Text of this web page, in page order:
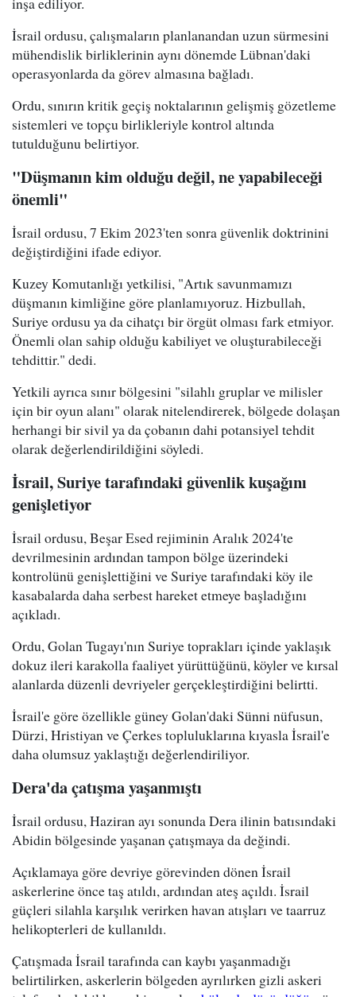
İsrail ordusu, çalışmaların planlanandan uzun sürmesini
mühendislik birliklerinin aynı dönemde Lübnan'daki
operasyonlarda da görev almasına bağladı.
Ordu, sınırın kritik geçiş noktalarının gelişmiş gözetleme
sistemleri ve topçu birlikleriyle kontrol altında
tutulduğunu belirtiyor.
"Düşmanın kim olduğu değil, ne yapabileceği
önemli"
İsrail ordusu, 7 Ekim 2023'ten sonra güvenlik doktrinini
değiştirdiğini ifade ediyor.
Kuzey Komutanlığı yetkilisi, "Artık savunmamızı
düşmanın kimliğine göre planlamıyoruz. Hizbullah,
Suriye ordusu ya da cihatçı bir örgüt olması fark etmiyor.
Önemli olan sahip olduğu kabiliyet ve oluşturabileceği
tehdittir." dedi.
Yetkili ayrıca sınır bölgesini "silahlı gruplar ve milisler
için bir oyun alanı" olarak nitelendirerek, bölgede dolaşan
herhangi bir sivil ya da çobanın dahi potansiyel tehdit
olarak değerlendirildiğini söyledi.
İsrail, Suriye tarafındaki güvenlik kuşağını
genişletiyor
İsrail ordusu, Beşar Esed rejiminin Aralık 2024'te
devrilmesinin ardından tampon bölge üzerindeki
kontrolünü genişlettiğini ve Suriye tarafındaki köy ile
kasabalarda daha serbest hareket etmeye başladığını
açıkladı.
Ordu, Golan Tugayı'nın Suriye toprakları içinde yaklaşık
dokuz ileri karakolla faaliyet yürüttüğünü, köyler ve kırsal
alanlarda düzenli devriyeler gerçekleştirdiğini belirtti.
İsrail'e göre özellikle güney Golan'daki Sünni nüfusun,
Dürzi, Hristiyan ve Çerkes topluluklarına kıyasla İsrail'e
daha olumsuz yaklaştığı değerlendiriliyor.
Dera'da çatışma yaşanmıştı
İsrail ordusu, Haziran ayı sonunda Dera ilinin batısındaki
Abidin bölgesinde yaşanan çatışmaya da değindi.
Açıklamaya göre devriye görevinden dönen İsrail
askerlerine önce taş atıldı, ardından ateş açıldı. İsrail
güçleri silahla karşılık verirken havan atışları ve taarruz
helikopterleri de kullanıldı.
Çatışmada İsrail tarafında can kaybı yaşanmadığı
belirtilirken, askerlerin bölgeden ayrılırken gizli askeri